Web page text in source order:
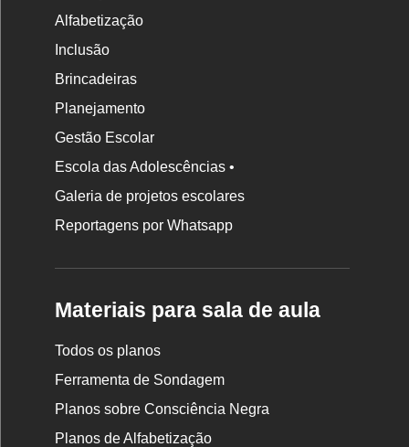
Alfabetização
Inclusão
Brincadeiras
Planejamento
Gestão Escolar
Escola das Adolescências •
Galeria de projetos escolares
Reportagens por Whatsapp
Materiais para sala de aula
Todos os planos
Ferramenta de Sondagem
Planos sobre Consciência Negra
Planos de Alfabetização